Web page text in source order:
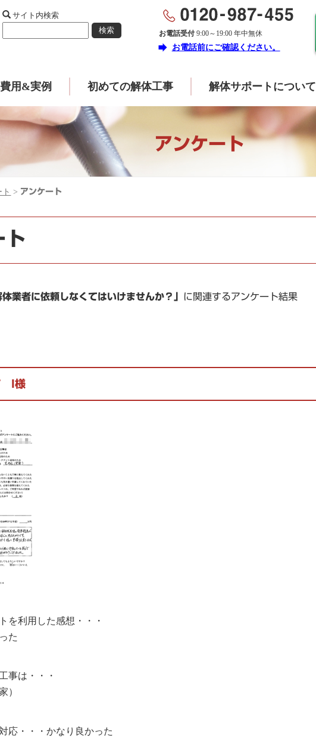
サイト内検索
お電話受付9:00～19:00 年中無休
forward お電話前にご確認ください。
用&実例 初めての解体工事 解体サポートについて
アンケート
> アンケート
ト
業者に依頼しなくてはいけませんか？」 に関連するアンケート結果
I様
を利用した感想・・・
た
事は・・・
）
応・・・かなり良かった